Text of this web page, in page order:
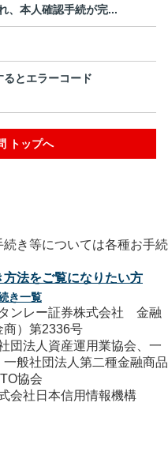
、本人確認手続が完...
とエラーコード
トップへ
法をご覧になりたい方
き一覧
ンレー証券株式会社 金融
）第2336号
団法人資産運用業協会、一
般社団法人第二種金融商品
協会
会社日本信用情報機構